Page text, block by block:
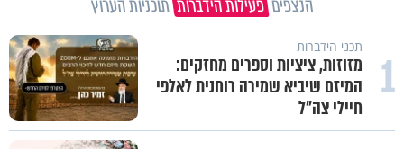
הנצפים פעילות הידברות תוכניות הערוץ
1 תכני הידברות
מזוזות, ציציות וספרים מחזקים:
המיזם שיביא שמירה רוחנית לאלפי
חיילי צה"ל